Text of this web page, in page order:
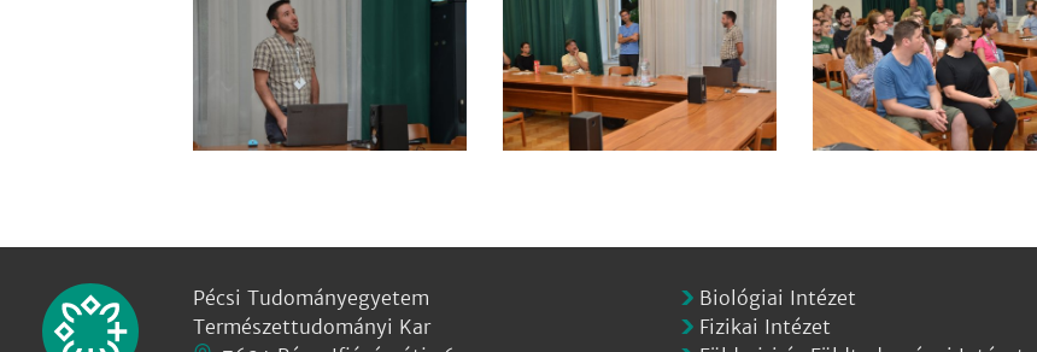
Pécsi Tudományegyetem
Természettudományi Kar
Biológiai Intézet
Fizikai Intézet